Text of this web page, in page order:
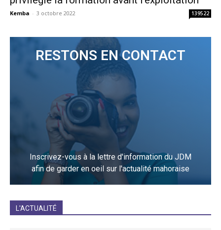
Kemba - 3 octobre 2022 139522
RESTONS EN CONTACT
Inscrivez-vous à la lettre d'information du JDM
afin de garder en oeil sur l'actualité mahoraise
L'ACTUALITÉ